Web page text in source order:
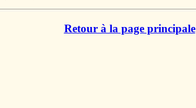
Retour à la page principale